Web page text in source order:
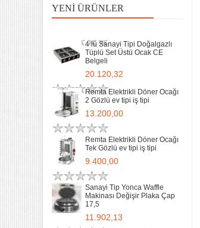
YENI ÜRÜNLER
Makinası Değişir Plaka Çap
17,5
4 lü Sanayi Tipi Doğalgazlı
Tüplü Set Üstü Ocak CE
Belgeli
20.120,32
Remta Elektrikli Döner Ocağı
2 Gözlü ev tipi iş tipi
13.200,00
Remta Elektrikli Döner Ocağı
Tek Gözlü ev tipi iş tipi
9.400,00
Sanayi Tip Yonca Waffle
Makinası Değişir Plaka Çap
17,5
11.902,13
32 Lik Kasap Et Kıyma
Makinası 220v Sanayi Tipi
31.850,00
Sanayi tipi Doğalgazlı Tüplü
Ce Belgeli Yer Ocağı Tek
Yanışlı Döküm